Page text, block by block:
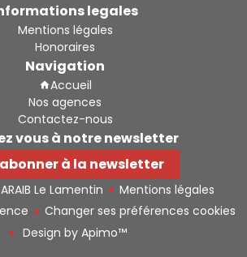
legales
Mentions légales
Honoraires
Navigation
Accueil
Nos agences
Contactez-nous
vous à notre newsletter
à la newsletter
Le Lamentin
Mentions légales
Changer ses préférences cookies
Design by Apimo™